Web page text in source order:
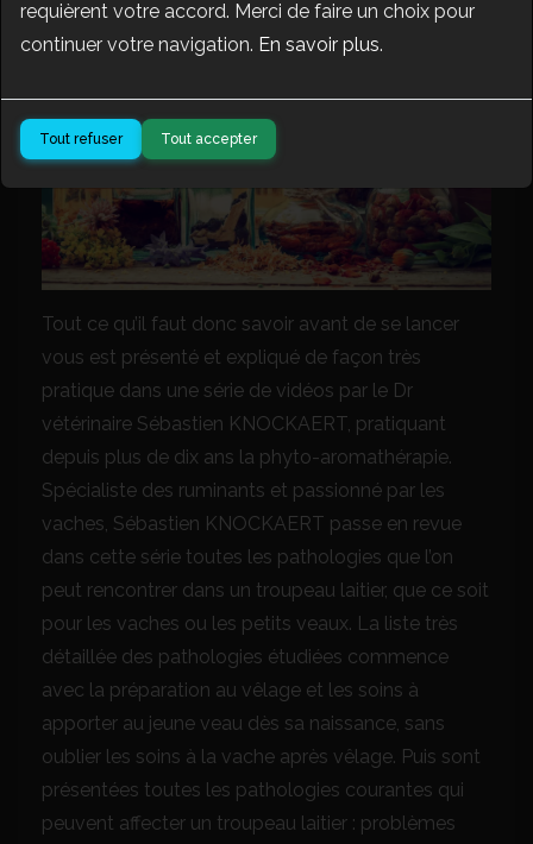
Tout ce qu’il faut donc savoir avant de se lancer
vous est présenté et expliqué de façon très
pratique dans une série de vidéos par le Dr
vétérinaire Sébastien KNOCKAERT, pratiquant
depuis plus de dix ans la phyto-aromathérapie.
Spécialiste des ruminants et passionné par les
vaches, Sébastien KNOCKAERT passe en revue
dans cette série toutes les pathologies que l’on
peut rencontrer dans un troupeau laitier, que ce soit
pour les vaches ou les petits veaux. La liste très
détaillée des pathologies étudiées commence
avec la préparation au vêlage et les soins à
apporter au jeune veau dès sa naissance, sans
oublier les soins à la vache après vêlage. Puis sont
présentées toutes les pathologies courantes qui
peuvent affecter un troupeau laitier : problèmes
requièrent votre accord. Merci de faire un choix pour
continuer votre navigation. En savoir plus.
Tout refuser Tout accepter